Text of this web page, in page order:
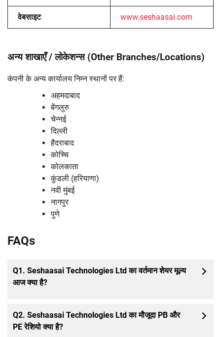
वेबसाइट www.seshaasai.com
अन्य शाखाएँ / लोकेशन्स (Other Branches/Locations)
कंपनी के अन्य कार्यालय निम्न स्थानों पर हैं:
अहमदाबाद
बेंगलुरु
चेन्नई
दिल्ली
हैदराबाद
कोच्चि
कोलकाता
कुंडली (हरियाणा)
नवी मुंबई
नागपुर
पुणे
FAQs
Q1. Seshaasai Technologies Ltd का वर्तमान शेयर मूल्य
आज क्या है?
Q2. Seshaasai Technologies Ltd का मौजूदा PB और
PE रेशियो क्या है?